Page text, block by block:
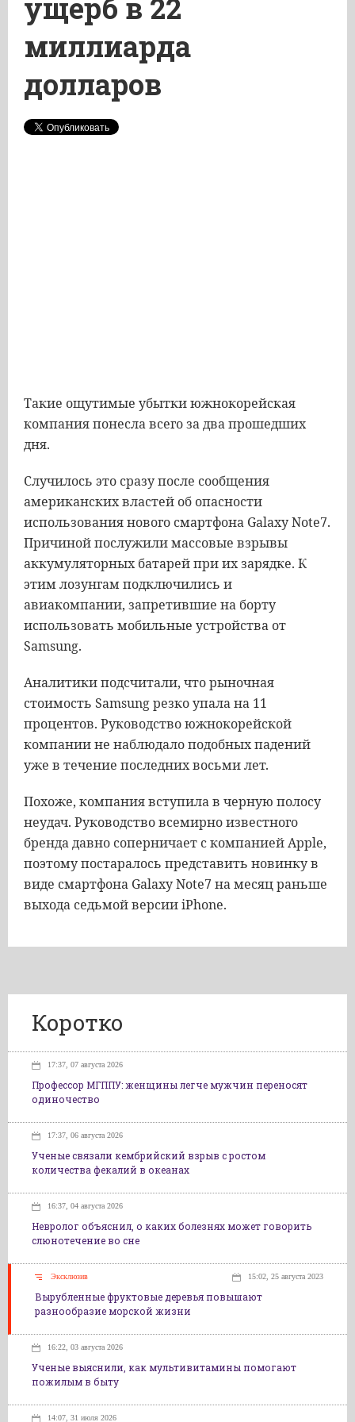
ущерб в 22
миллиарда
долларов
Такие ощутимые убытки южнокорейская
компания понесла всего за два прошедших
дня.
Случилось это сразу после сообщения
американских властей об опасности
использования нового смартфона Galaxy Note7.
Причиной послужили массовые взрывы
аккумуляторных батарей при их зарядке. К
этим лозунгам подключились и
авиакомпании, запретившие на борту
использовать мобильные устройства от
Samsung.
Аналитики подсчитали, что рыночная
стоимость Samsung резко упала на 11
процентов. Руководство южнокорейской
компании не наблюдало подобных падений
уже в течение последних восьми лет.
Похоже, компания вступила в черную полосу
неудач. Руководство всемирно известного
бренда давно соперничает с компанией Apple,
поэтому постаралось представить новинку в
виде смартфона Galaxy Note7 на месяц раньше
выхода седьмой версии iPhone.
Коротко
17:37, 07 августа 2026
Профессор МГППУ: женщины легче мужчин переносят
одиночество
17:37, 06 августа 2026
Ученые связали кембрийский взрыв с ростом
количества фекалий в океанах
16:37, 04 августа 2026
Невролог объяснил, о каких болезнях может говорить
слюнотечение во сне
Эксклюзив 15:02, 25 августа 2023
Вырубленные фруктовые деревья повышают
разнообразие морской жизни
16:22, 03 августа 2026
Ученые выяснили, как мультивитамины помогают
пожилым в быту
14:07, 31 июля 2026